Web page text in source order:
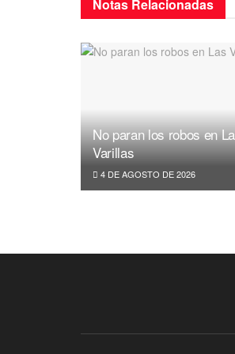
Notas Relacionadas
No paran los robos en
Varillas
4 DE AGOSTO DE 2026